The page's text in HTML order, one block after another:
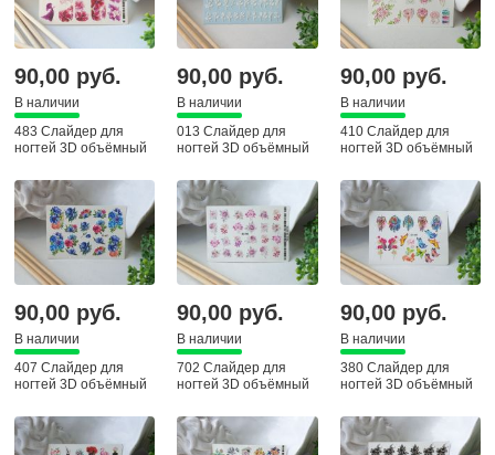
90,00 руб.
В наличии
483 Слайдер для
ногтей 3D объёмный
90,00 руб.
В наличии
013 Слайдер для
ногтей 3D объёмный
90,00 руб.
В наличии
410 Слайдер для
ногтей 3D объёмный
90,00 руб.
В наличии
407 Слайдер для
ногтей 3D объёмный
90,00 руб.
В наличии
702 Слайдер для
ногтей 3D объёмный
90,00 руб.
В наличии
380 Слайдер для
ногтей 3D объёмный